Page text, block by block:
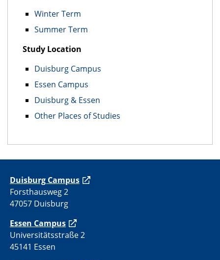
Winter Term
Summer Term
Study Location
Duisburg Campus
Essen Campus
Duisburg & Essen
Other Places of Studies
Duisburg Campus
Forsthausweg 2
47057 Duisburg
Essen Campus
Universitätsstraße 2
45141 Essen